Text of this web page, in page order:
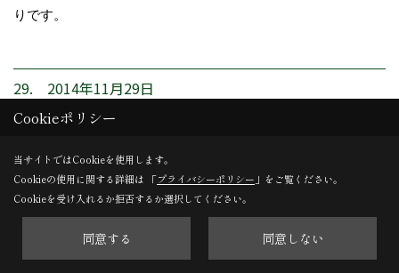
りです。
29. 2014年11月29日
Cookieポリシー
当サイトではCookieを使用します。
Cookieの使用に関する詳細は 「プライバシーポリシー 」をご覧ください。
Cookieを受け入れるか拒否するか選択してください。
同意する 同意しない